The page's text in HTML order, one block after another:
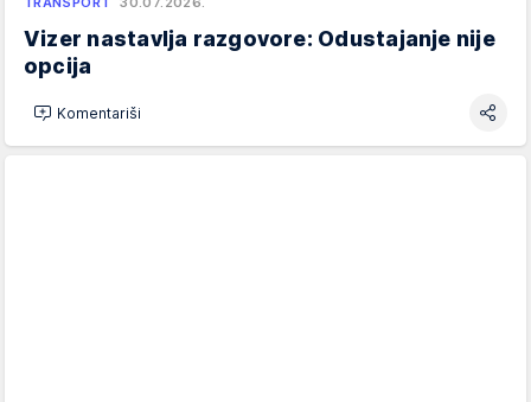
Vizer nastavlja razgovore: Odustajanje nije
opcija
Komentariši